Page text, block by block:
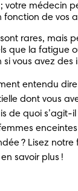
votre médecin
fonction de vos
rares, mais
que la fatigue
vous avez des
entendu
dont vous
de quoi s’agit-il
enceintes
? Lisez notre
savoir plus !